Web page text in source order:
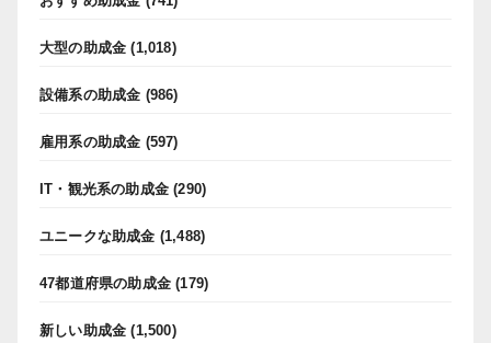
大型の助成金 (1,018)
設備系の助成金 (986)
雇用系の助成金 (597)
IT・観光系の助成金 (290)
ユニークな助成金 (1,488)
47都道府県の助成金 (179)
新しい助成金 (1,500)